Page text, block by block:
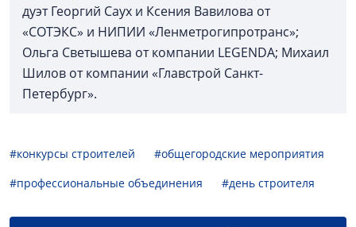
дуэт Георгий Саух и Ксения Вавилова от
«СОТЭКС» и НИПИИ «Ленметрогипротранс»;
Ольга Светышева от компании LEGENDA; Михаил
Шилов от компании «Главстрой Санкт-
Петербург».
#конкурсы строителей
#общегородские мероприятия
#профессиональные объединения
#день строителя